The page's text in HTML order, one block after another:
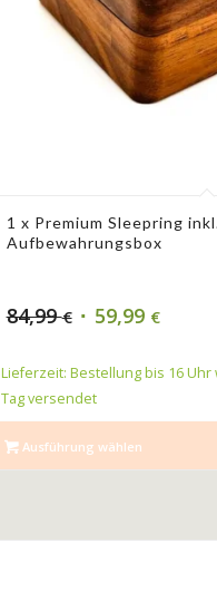
1 x Premium Sleepring
Aufbewahrungsbox
84,99€ 59,99 €
Lieferzeit: Bestellung bis 16
Tag versendet
Ausführung wählen